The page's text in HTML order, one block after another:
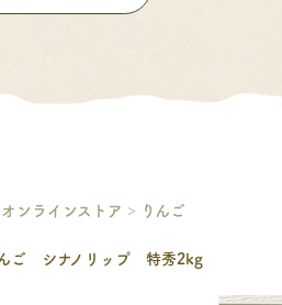
オンラインストア
りんご
んご シナノリップ 特秀2kg